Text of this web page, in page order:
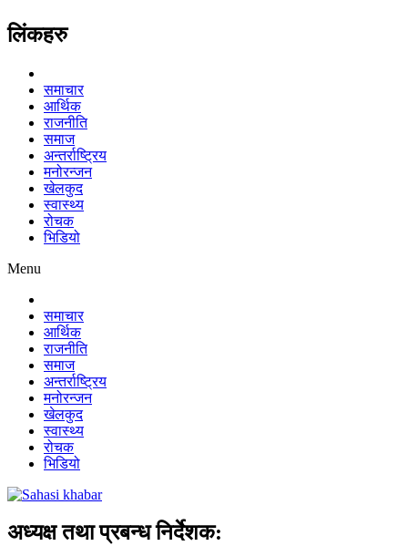
लिंकहरु
समाचार
आर्थिक
राजनीति
समाज
अन्तर्राष्ट्रिय
मनोरन्जन
खेलकुद
स्वास्थ्य
रोचक
भिडियो
Menu
समाचार
आर्थिक
राजनीति
समाज
अन्तर्राष्ट्रिय
मनोरन्जन
खेलकुद
स्वास्थ्य
रोचक
भिडियो
अध्यक्ष तथा प्रबन्ध निर्देशक: